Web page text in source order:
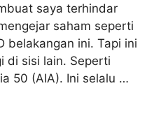
saya terhindar
saham seperti
belakangan ini. Tapi ini
di sisi lain. Seperti
50 (AIA). Ini selalu …